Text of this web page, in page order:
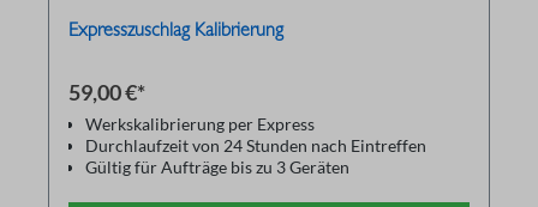
Expresszuschlag Kalibrierung
59,00 €*
Werkskalibrierung per Express
Durchlaufzeit von 24 Stunden nach Eintreffen
Gültig für Aufträge bis zu 3 Geräten